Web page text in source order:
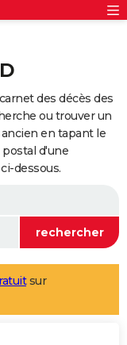
des décès des
ou trouver un
en tapant le
d'une
dessous.
sur